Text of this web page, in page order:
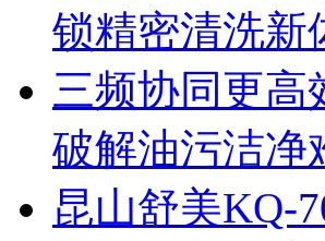
锁精密清洗新
三频协同更高
破解油污洁净
昆山舒美KQ-